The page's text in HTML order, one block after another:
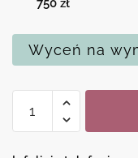
750 zł
Wyceń na
Ekspresyjne